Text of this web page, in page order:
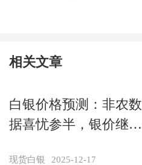
相关文章
白银价格预测：非农数
据喜忧参半，银价继刷
现货白银 2025-12-17